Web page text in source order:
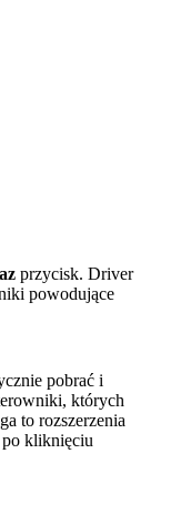
przycisk. Driver
powodujące
pobrać i
których
to rozszerzenia
kliknięciu